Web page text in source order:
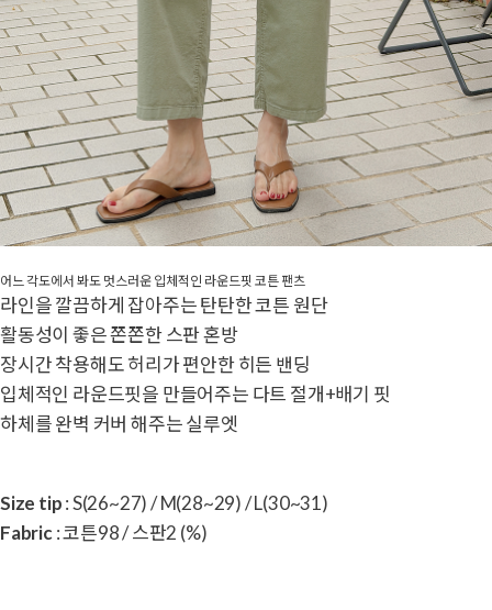
어느 각도에서 봐도 멋스러운 입체적인 라운드핏 코튼 팬츠
라인을 깔끔하게 잡아주는 탄탄한 코튼 원단
활동성이 좋은 쫀쫀한 스판 혼방
장시간 착용해도 허리가 편안한 히든 밴딩
입체적인 라운드핏을 만들어주는 다트 절개+배기 핏
하체를 완벽 커버 해주는 실루엣
Size tip: S(26~27) / M(28~29) / L(30~31)
Fabric: 코튼98 / 스판2 (%)